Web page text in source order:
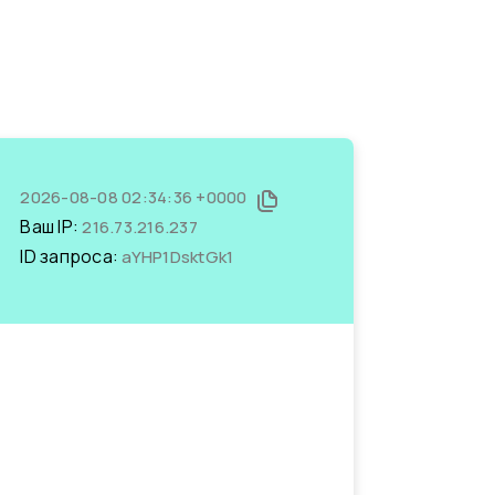
2026-08-08 02:34:36 +0000
Ваш IP:216.73.216.237
ID запроса:aYHP1DsktGk1